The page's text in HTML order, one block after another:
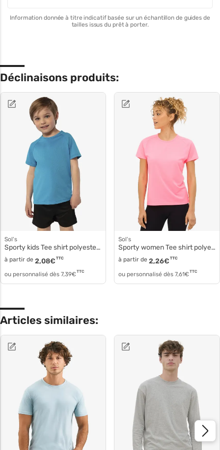
Information donnée à titre indicatif basée sur un échantillon de guides de
tailles issus du prêt à porter.
Déclinaisons produits:
Sol's
Sporty kids Tee shirt polyester respirant 01166
à partir de 2,08€ TTC
ou personnalisé dès 7,39€ TTC
Sol's
Sporty women Tee shirt polyester respirant 01159
à partir de 2,26€ TTC
ou personnalisé dès 7,61€ TTC
Articles similaires: